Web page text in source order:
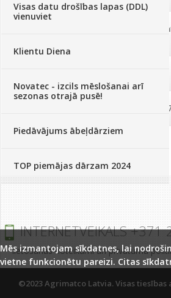
Visas datu drošības lapas (DDL)
vienuviet
Klientu Diena
Novatec - izcils mēslošanai arī
sezonas otrajā pusē!
Piedāvājums ābeļdārziem
TOP piemājas dārzam 2024
Dezinfekcija, tīrīšana,
INTERNETVEIKALS
lietošanas noteikumi un privātuma
©2023 Agrimatco Latvia. Visas tiesības
Mēs izmantojam sīkdatnes, lai
vietne funkcionētu pareizi. Citas